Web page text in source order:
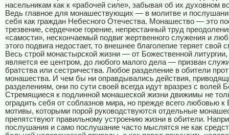
насельникам как к «рабочей силе», забывая об их духовном
Ведь главное для монашествующих — в молитве и
себя как граждан Небесного Отечества. Монашество — это
трезвение, сердечное горение, непрестанный труд
«самости», нескончаемый подвиг жертвенного служения и
этого подвига недостает, то внешнее благолепие теряет свой
Весь строй монастырской жизни — от Божественной литургии,
является ее центром, до любого малого дела — призван
братства или сестричества. Любое разделение в обители
монашества. И чем бы ни оправдывались действия,
разделениям, они по сути своей всегда идут вразрез с волей
Стремящиеся к подлинной монашеской жизни движимы не
оградить себя от соблазнов мира, но прежде всего любовью к
мотивы, которыми порой руководствуются отдельные
препятствуют правильному устроению жизни в обители.
послушания и само послушание часто мыслятся не как